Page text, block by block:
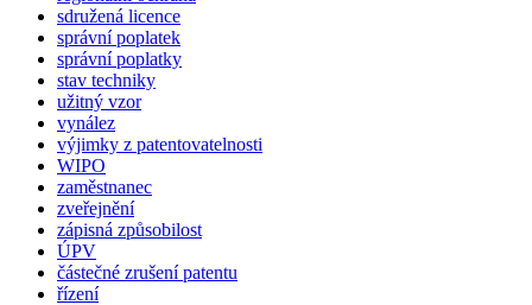
sdružená licence
správní poplatek
správní poplatky
stav techniky
užitný vzor
vynález
výjimky z patentovatelnosti
WIPO
zaměstnanec
zveřejnění
zápisná způsobilost
ÚPV
částečné zrušení patentu
řízení